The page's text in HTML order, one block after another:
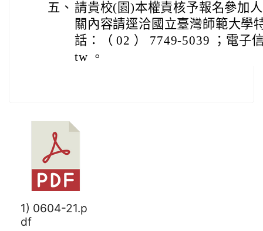
五、 請貴校(園)本權責核予報名參加
關內容請逕洽國立臺灣師範大學
話：（ 02 ） 7749-5039 ；電子
tw 。
1) 0604-21.p
df